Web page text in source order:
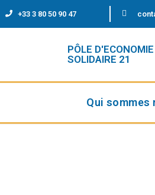
+33 3 80 50 90 47
PÔLE D'ECONOMIE
SOLIDAIRE 21
Qui sommes